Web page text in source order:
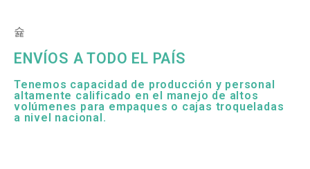
ENVÍOS A TODO EL PAÍS
Tenemos capacidad de producción y personal
altamente calificado en el manejo de altos
volúmenes para empaques o cajas troqueladas
a nivel nacional.